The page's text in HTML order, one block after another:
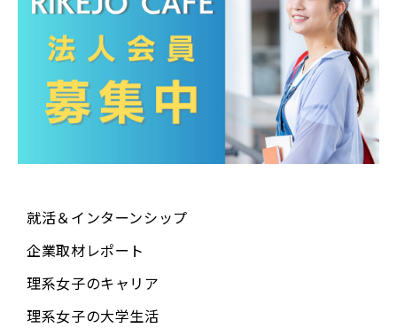
就活＆インターンシップ
企業取材レポート
理系女子のキャリア
理系女子の大学生活